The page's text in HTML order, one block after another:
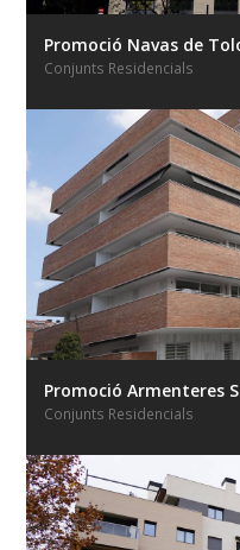
Promoció Navas de
Conjunts Residencials
Promoció Armenteres
Conjunts Residencials